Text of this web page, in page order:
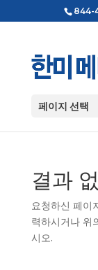
844-
페이지 선택
결과
요청하신 페이
력하시거나 위
시오.